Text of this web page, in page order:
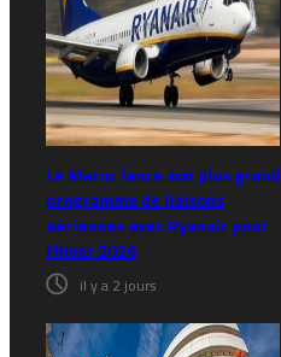
Le Maroc lance son plus grand
programme de liaisons
aériennes avec Ryanair pour
l’hiver 2026
il y a 2 jours